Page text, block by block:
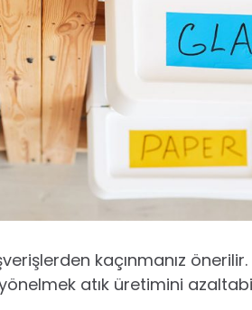
kaçınmanız önerilir.
atık üretimini